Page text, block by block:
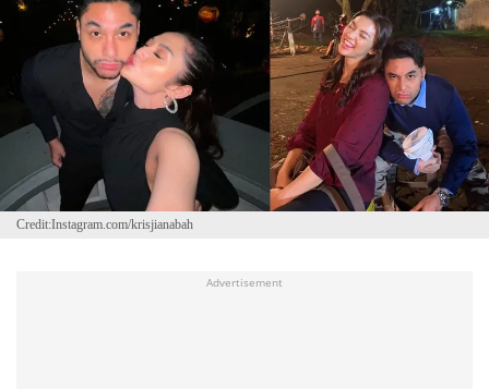
Credit:Instagram.com/krisjianabah
Advertisement